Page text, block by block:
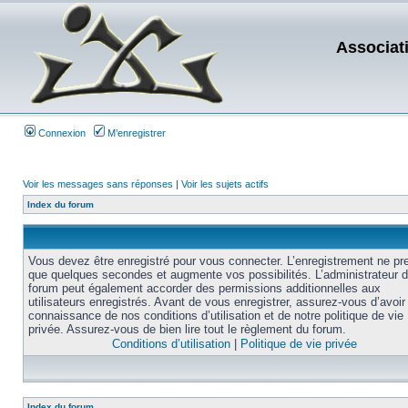
Connexion M’enregistrer
Voir les messages sans réponses | Voir les sujets actifs
Index du forum
Vous devez être enregistré pour vous connecter. L’enregistrement ne
que quelques secondes et augmente vos possibilités. L’administrateur
forum peut également accorder des permissions additionnelles aux
utilisateurs enregistrés. Avant de vous enregistrer, assurez-vous
connaissance de nos conditions d’utilisation et de notre politique de vie
privée. Assurez-vous de bien lire tout le règlement du forum.
Conditions d’utilisation
Politique de vie privée